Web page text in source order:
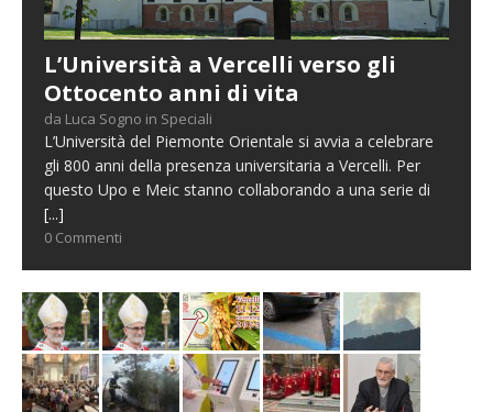
L’Università a Vercelli verso gli
Ottocento anni di vita
da Luca Sogno in Speciali
L’Università del Piemonte Orientale si avvia a celebrare
gli 800 anni della presenza universitaria a Vercelli. Per
questo Upo e Meic stanno collaborando a una serie di
[...]
0 Commenti